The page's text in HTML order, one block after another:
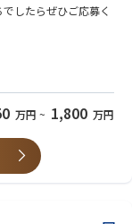
業
分を説明し、合意を
理
したらぜひご応募く
外とコミュニケーシ
万円 ~ 1,800 万円